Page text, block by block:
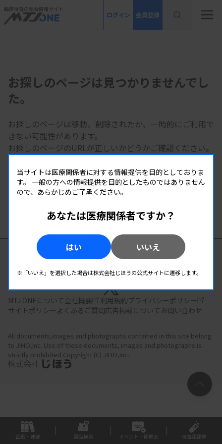
臨床検査の総合情報サイト
ログイン 会員登録
お探しのページは見つかりませんでし
た。
お探しのページは移動、削除されたか、一時的にご利用で
きない可能性があります。
お探しのページのURLが正しいかどうかご確認ください。
MTJ ONE トップページへ
臨床検査の総合情報サイト
MTJ ONEについて会社概要 利用規約プライバシーポリシー
サイトポリシー よくあるご質問広告掲載について お問い合わせ
All documents,images and photographs contained in this site belong
to JIHO,Inc. Use of these documents, images and photographs is
strictly prohibited.Copyright (C) JIHO,Inc.
企画・連載 製品検索 イベント・研修会 検査用語集
当サイトは医療関係者に対する情報提供を目的としておりま
す。 一般の方への情報提供を目的としたものではありません
ので、あらかじめご了承ください。
あなたは医療関係者ですか？
はい いいえ
※「いいえ」を選択した場合は株式会社じほうの公式サイトに遷移します。